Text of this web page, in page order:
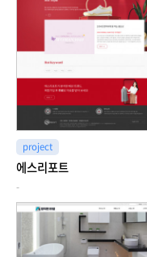
project
에스리포트
-